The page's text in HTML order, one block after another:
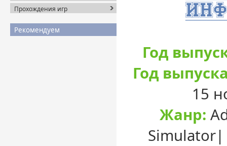
Прохождения игр
Рекомендуем
Год
Год
15
Жанр: